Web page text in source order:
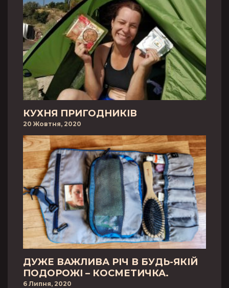
КУХНЯ ПРИГОДНИКІВ
20 Жовтня, 2020
ДУЖЕ ВАЖЛИВА РІЧ В БУДЬ-ЯКІЙ
ПОДОРОЖІ – КОСМЕТИЧКА.
6 Липня, 2020